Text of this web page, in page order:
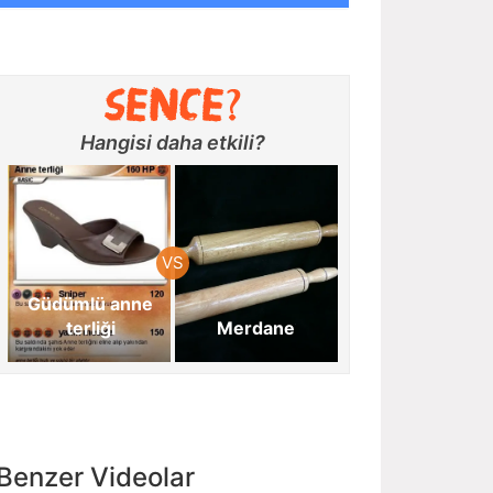
Hangisi daha etkili?
Güdümlü anne
terliği
Merdane
Videolar